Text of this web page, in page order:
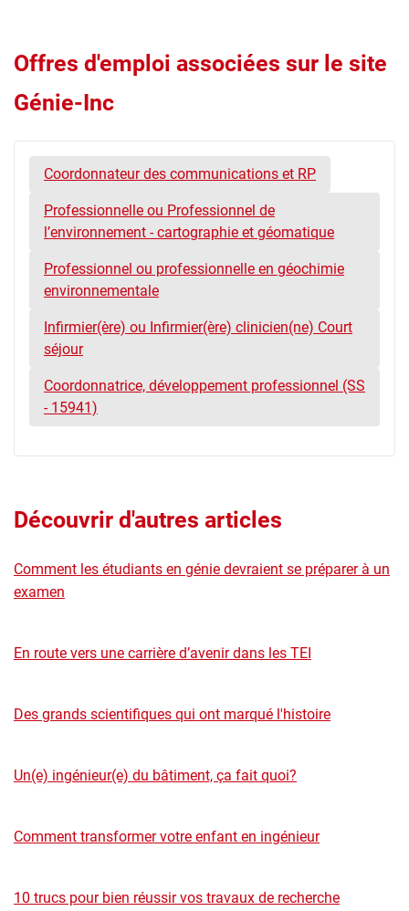
Offres d'emploi associées sur le site
Génie-Inc
Coordonnateur des communications et RP
Professionnelle ou Professionnel de
l’environnement - cartographie et géomatique
Professionnel ou professionnelle en géochimie
environnementale
Infirmier(ère) ou Infirmier(ère) clinicien(ne) Court
séjour
Coordonnatrice, développement professionnel (SS
- 15941)
Découvrir d'autres articles
Comment les étudiants en génie devraient se préparer à un
examen
En route vers une carrière d’avenir dans les TEI
Des grands scientifiques qui ont marqué l'histoire
Un(e) ingénieur(e) du bâtiment, ça fait quoi?
Comment transformer votre enfant en ingénieur
10 trucs pour bien réussir vos travaux de recherche